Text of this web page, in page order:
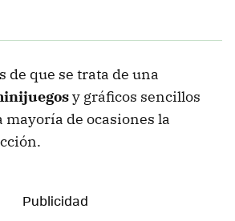
de que se trata de una
y gráficos sencillos
mayoría de ocasiones la